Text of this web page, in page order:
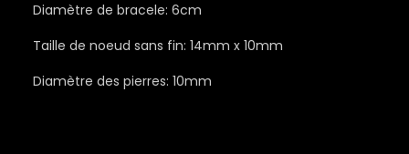
Diamètre de bracele: 6cm
Taille de noeud sans fin: 14mm x 10mm
Diamètre des pierres: 10mm